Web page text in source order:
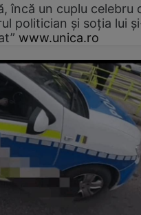
încă un cuplu celebru
politician și soția lui
www.unica.ro